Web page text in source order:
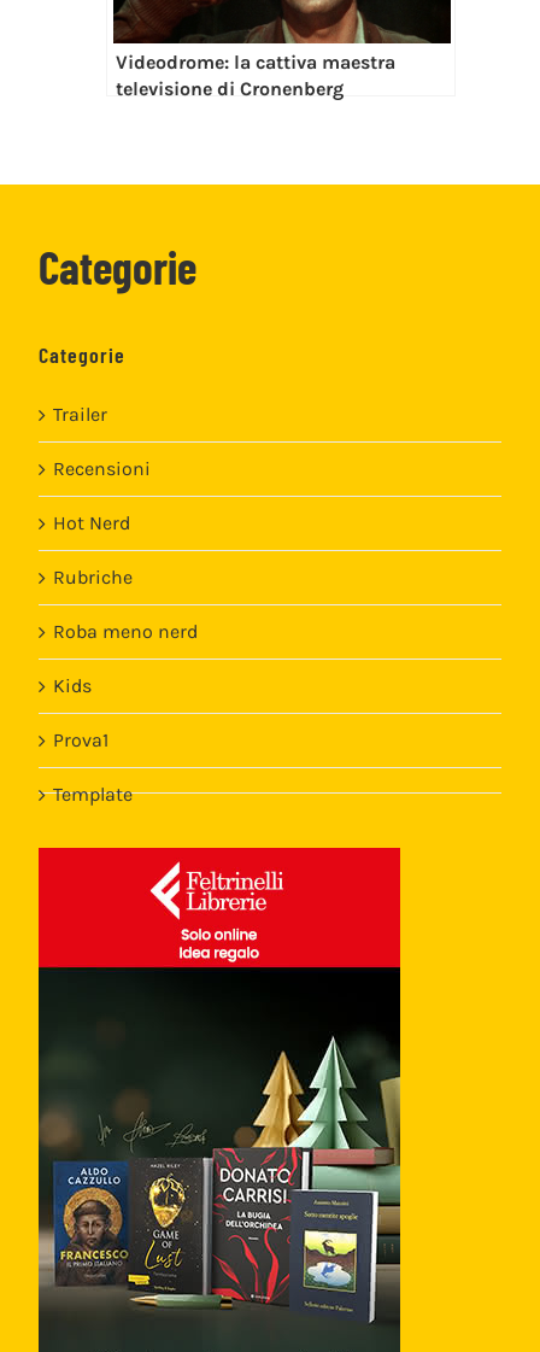
Videodrome: la cattiva maestra
televisione di Cronenberg
Categorie
Categorie
Trailer
Recensioni
Hot Nerd
Rubriche
Roba meno nerd
Kids
Prova1
Template